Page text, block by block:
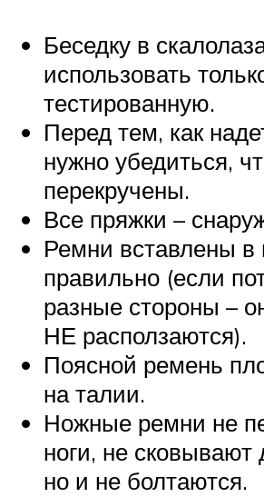
Беседку в
использовать
тестированную.
Перед тем, как
нужно убедиться,
перекручены.
Все пряжки –
Ремни вставлены в
правильно (если
разные стороны –
НЕ расползаются).
Поясной ремень
на талии.
Ножные ремни не
ноги, не сковывают
но и не болтаются.